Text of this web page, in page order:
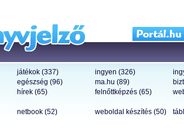
játékok (337) ingyen (326)
egészség (96) ma.hu (89)
hírek (65) felnőttképzés (65)
netbook (52) weboldal készítés (50)